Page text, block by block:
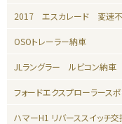
2017 エスカレード 変速
OSOトレーラー納車
JLラングラー ルビコン納車
フォードエクスプローラース
ハマーH1 リバーススイッチ交